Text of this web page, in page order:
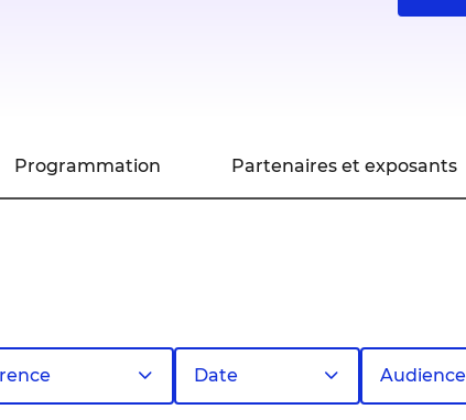
Programmation Partenaires et exposants
Date Audience